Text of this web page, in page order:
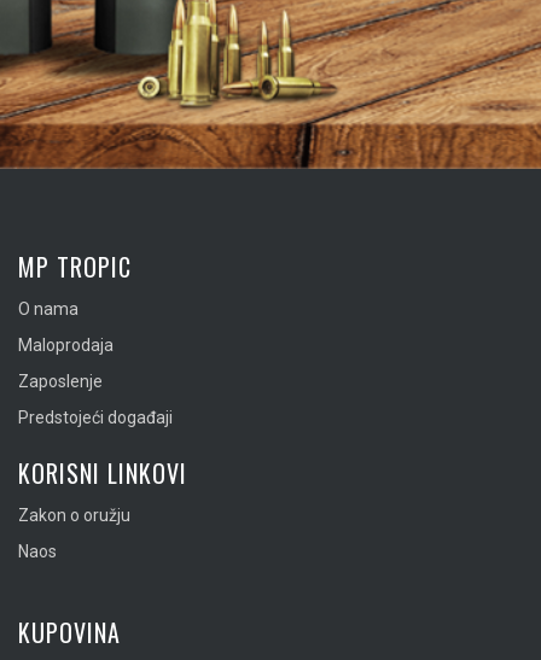
MP TROPIC
O nama
Maloprodaja
Zaposlenje
Predstojeći događaji
KORISNI LINKOVI
Zakon o oružju
Naos
KUPOVINA